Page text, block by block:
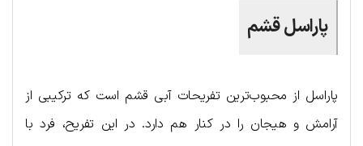
پاراسل قشم
پاراسل از محبوب‌ترین تفریحات آبی قشم است که ترکیبی از
آرامش و هیجان را در کنار هم دارد. در این تفریح، فرد با